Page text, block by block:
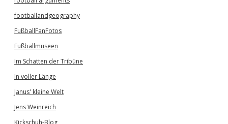
footballandgeography
FußballFanFotos
Fußballmuseen
Im Schatten der Tribüne
In voller Länge
Janus' kleine Welt
Jens Weinreich
Kickschuh-Blog